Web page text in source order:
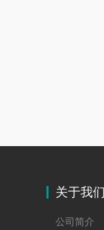
关于我们
公司简介